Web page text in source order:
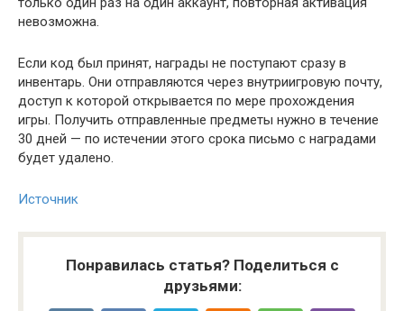
невозможна.
Если код был принят, награды не поступают сразу в
инвентарь. Они отправляются через внутриигровую почту,
доступ к которой открывается по мере прохождения
игры. Получить отправленные предметы нужно в течение
30 дней — по истечении этого срока письмо с наградами
будет удалено.
Источник
Понравилась статья? Поделиться с
друзьями: